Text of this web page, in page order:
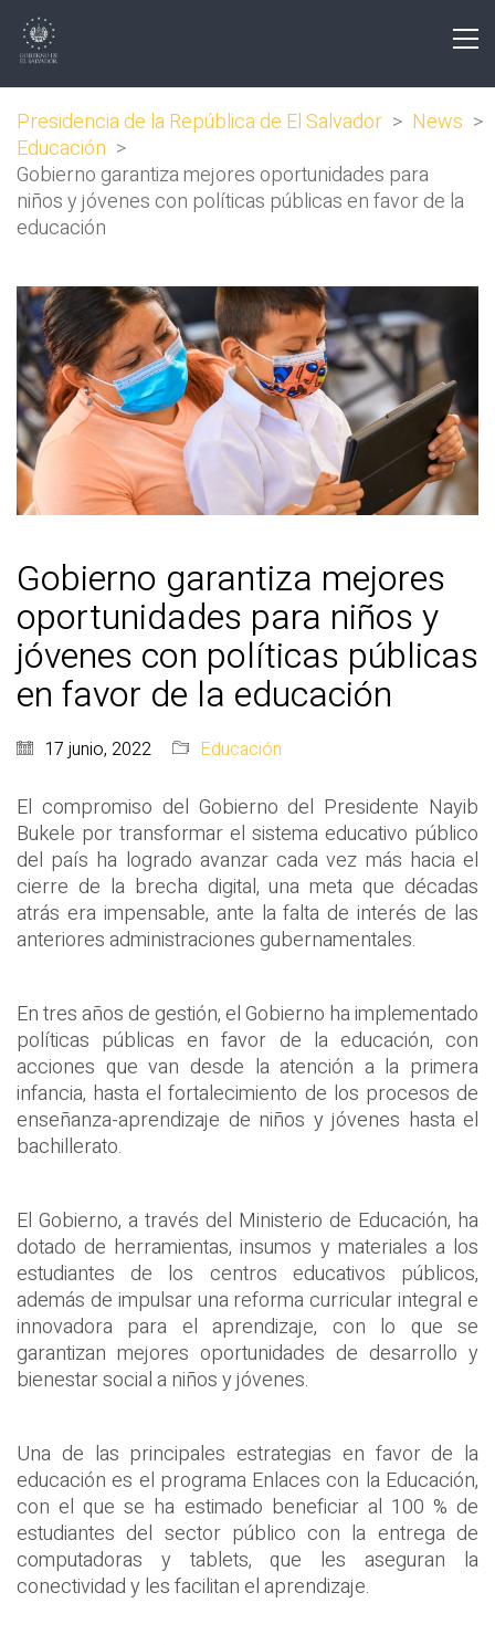
Presidencia de la República de El Salvador > News >
Educación >
Gobierno garantiza mejores oportunidades para
niños y jóvenes con políticas públicas en favor de la
educación
Gobierno garantiza mejores
oportunidades para niños y
jóvenes con políticas públicas
en favor de la educación
17 junio, 2022 Educación
El compromiso del Gobierno del Presidente Nayib
Bukele por transformar el sistema educativo público
del país ha logrado avanzar cada vez más hacia el
cierre de la brecha digital, una meta que décadas
atrás era impensable, ante la falta de interés de las
anteriores administraciones gubernamentales.
En tres años de gestión, el Gobierno ha implementado
políticas públicas en favor de la educación, con
acciones que van desde la atención a la primera
infancia, hasta el fortalecimiento de los procesos de
enseñanza-aprendizaje de niños y jóvenes hasta el
bachillerato.
El Gobierno, a través del Ministerio de Educación, ha
dotado de herramientas, insumos y materiales a los
estudiantes de los centros educativos públicos,
además de impulsar una reforma curricular integral e
innovadora para el aprendizaje, con lo que se
garantizan mejores oportunidades de desarrollo y
bienestar social a niños y jóvenes.
Una de las principales estrategias en favor de la
educación es el programa Enlaces con la Educación,
con el que se ha estimado beneficiar al 100 % de
estudiantes del sector público con la entrega de
computadoras y tablets, que les aseguran la
conectividad y les facilitan el aprendizaje.